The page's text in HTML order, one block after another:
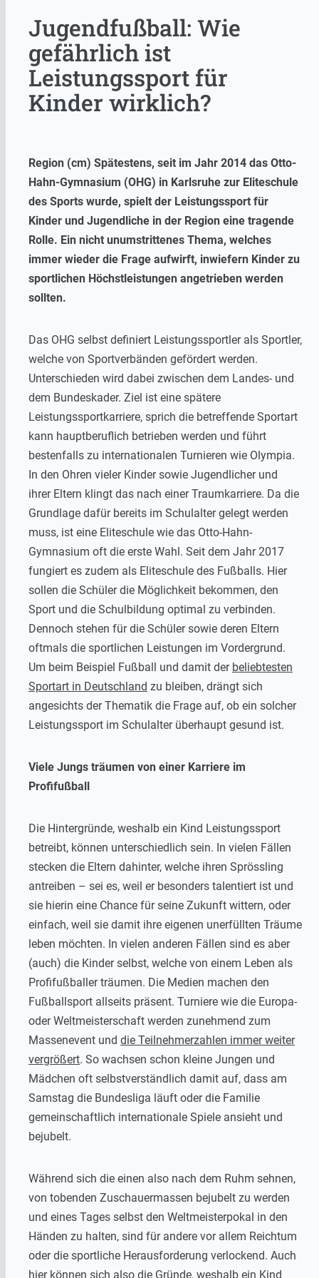
Jugendfußball: Wie
gefährlich ist
Leistungssport für
Kinder wirklich?
Region (cm) Spätestens, seit im Jahr 2014 das Otto-
Hahn-Gymnasium (OHG) in Karlsruhe zur Eliteschule
des Sports wurde, spielt der Leistungssport für
Kinder und Jugendliche in der Region eine tragende
Rolle. Ein nicht unumstrittenes Thema, welches
immer wieder die Frage aufwirft, inwiefern Kinder zu
sportlichen Höchstleistungen angetrieben werden
sollten.
Das OHG selbst definiert Leistungssportler als Sportler,
welche von Sportverbänden gefördert werden.
Unterschieden wird dabei zwischen dem Landes- und
dem Bundeskader. Ziel ist eine spätere
Leistungssportkarriere, sprich die betreffende Sportart
kann hauptberuflich betrieben werden und führt
bestenfalls zu internationalen Turnieren wie Olympia.
In den Ohren vieler Kinder sowie Jugendlicher und
ihrer Eltern klingt das nach einer Traumkarriere. Da die
Grundlage dafür bereits im Schulalter gelegt werden
muss, ist eine Eliteschule wie das Otto-Hahn-
Gymnasium oft die erste Wahl. Seit dem Jahr 2017
fungiert es zudem als Eliteschule des Fußballs. Hier
sollen die Schüler die Möglichkeit bekommen, den
Sport und die Schulbildung optimal zu verbinden.
Dennoch stehen für die Schüler sowie deren Eltern
oftmals die sportlichen Leistungen im Vordergrund.
Um beim Beispiel Fußball und damit der beliebtesten
Sportart in Deutschland zu bleiben, drängt sich
angesichts der Thematik die Frage auf, ob ein solcher
Leistungssport im Schulalter überhaupt gesund ist.
Viele Jungs träumen von einer Karriere im
Profifußball
Die Hintergründe, weshalb ein Kind Leistungssport
betreibt, können unterschiedlich sein. In vielen Fällen
stecken die Eltern dahinter, welche ihren Sprössling
antreiben – sei es, weil er besonders talentiert ist und
sie hierin eine Chance für seine Zukunft wittern, oder
einfach, weil sie damit ihre eigenen unerfüllten Träume
leben möchten. In vielen anderen Fällen sind es aber
(auch) die Kinder selbst, welche von einem Leben als
Profifußballer träumen. Die Medien machen den
Fußballsport allseits präsent. Turniere wie die Europa-
oder Weltmeisterschaft werden zunehmend zum
Massenevent und die Teilnehmerzahlen immer weiter
vergrößert. So wachsen schon kleine Jungen und
Mädchen oft selbstverständlich damit auf, dass am
Samstag die Bundesliga läuft oder die Familie
gemeinschaftlich internationale Spiele ansieht und
bejubelt.
Während sich die einen also nach dem Ruhm sehnen,
von tobenden Zuschauermassen bejubelt zu werden
und eines Tages selbst den Weltmeisterpokal in den
Händen zu halten, sind für andere vor allem Reichtum
oder die sportliche Herausforderung verlockend. Auch
hier können sich also die Gründe, weshalb ein Kind